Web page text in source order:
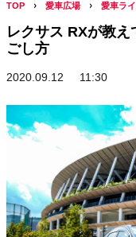
TOP 愛車広場 愛車ラ
レクサス RXが教
ごし方
2020.09.12 11:30